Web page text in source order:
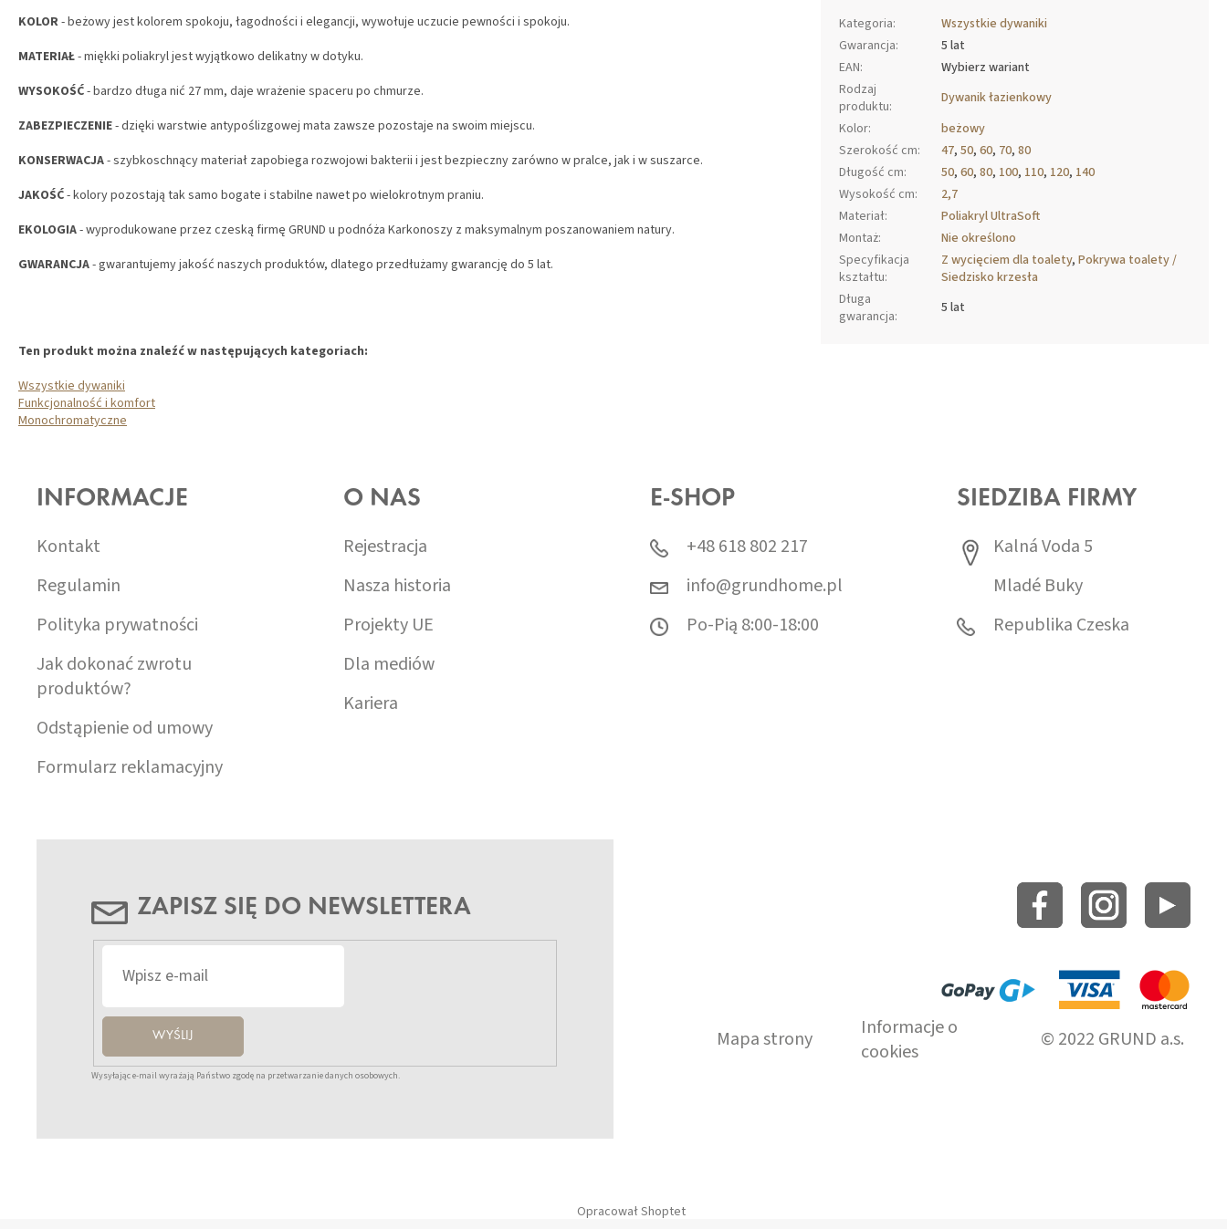
KOLOR- beżowy jest kolorem spokoju, łagodności i elegancji, wywołuje uczucie pewności i spokoju.
MATERIAŁ- miękki poliakryl jest wyjątkowo delikatny w dotyku.
WYSOKOŚĆ- bardzo długa nić 27 mm, daje wrażenie spaceru po chmurze.
ZABEZPIECZENIE- dzięki warstwie antypoślizgowej mata zawsze pozostaje na swoim miejscu.
KONSERWACJA- szybkoschnący materiał zapobiega rozwojowi bakterii i jest bezpieczny zarówno w pralce, jak i w suszarce.
JAKOŚĆ- kolory pozostają tak samo bogate i stabilne nawet po wielokrotnym praniu.
EKOLOGIA- wyprodukowane przez czeską firmę GRUND u podnóża Karkonoszy z maksymalnym poszanowaniem natury.
GWARANCJA- gwarantujemy jakość naszych produktów, dlatego przedłużamy gwarancję do 5 lat.
Ten produkt można znaleźć w następujących kategoriach:
Wszystkie dywaniki
Funkcjonalność i komfort
Monochromatyczne
Kategoria:
Wszystkie dywaniki
Gwarancja:
5 lat
EAN:
Wybierz wariant
Rodzaj
produktu:
Dywanik łazienkowy
Kolor:
beżowy
Szerokość cm: 47,50,60, 70,80
Długość cm: 50,60,80, 100, 110, 120, 140
Wysokość cm:
2,7
Materiał:
Poliakryl UltraSoft
Montaż:
Nie określono
Specyfikacja
kształtu:
Z wycięciem dla toalety,Pokrywa toalety /
Siedzisko krzesła
Długa
gwarancja: 5 lat
INFORMACJE
Kontakt
Regulamin
Polityka prywatności
Jak dokonać zwrotu
produktów?
Odstąpienie od umowy
Formularz reklamacyjny
O NAS
Rejestracja
Nasza historia
Projekty UE
Dla mediów
Kariera
E-SHOP
+48 618 802 217
info@grundhome.pl
Po-Pią 8:00-18:00
SIEDZIBA FIRMY
Kalná Voda 5
Mladé Buky
Republika Czeska
ZAPISZ SIĘ DO NEWSLETTERA
WYŚLIJ
Wysyłając e-mail wyrażają Państwo zgodę na przetwarzanie danych osobowych.
Mapa strony
Informacje o
cookies
© 2022 GRUND a.s.
Opracował Shoptet